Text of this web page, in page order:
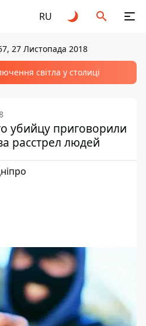
RU
27 Листопада 2018
світла у столиці
убийцу приговорили
расстрел людей